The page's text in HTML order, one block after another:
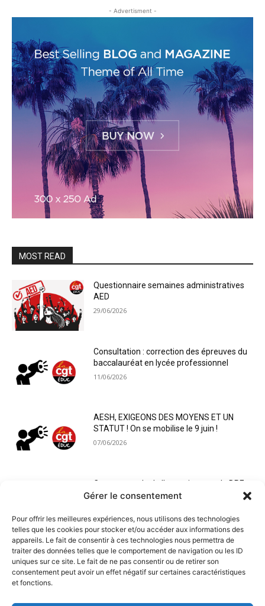
Gérer le consentement
Pour offrir les meilleures expériences, nous utilisons des technologies
telles que les cookies pour stocker et/ou accéder aux informations des
appareils. Le fait de consentir à ces technologies nous permettra de
traiter des données telles que le comportement de navigation ou les ID
uniques sur ce site. Le fait de ne pas consentir ou de retirer son
consentement peut avoir un effet négatif sur certaines caractéristiques
et fonctions.
- Advertisment -
MOST READ
Questionnaire semaines administratives
AED
29/06/2026
Consultation : correction des épreuves du
baccalauréat en lycée professionnel
11/06/2026
AESH, EXIGEONS DES MOYENS ET UN
STATUT ! On se mobilise le 9 juin !
07/06/2026
Compte-rendu de l’entretien avec la DPE
et la DPE4 : nous continuons de porter nos
02/05/2026